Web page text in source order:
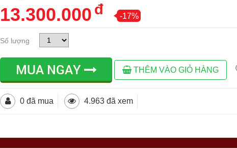
13.300.000 đ -17%
Số lượng
MUA NGAY THÊM VÀO GIỎ HÀNG
0 đã mua 4.963 đã xem